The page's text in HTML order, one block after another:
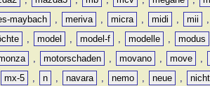
maybach , meriva , micra , midi , mii ,
, model , model-f , modelle , modus
, motorschaden , movano , move ,
mx-5 , n , navara , nemo , neue , nicht